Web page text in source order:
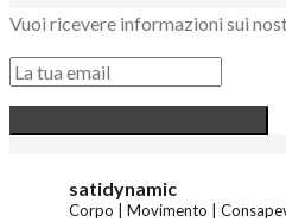
Vuoi ricevere informazioni sui
satidynamic
Corpo | Movimento |